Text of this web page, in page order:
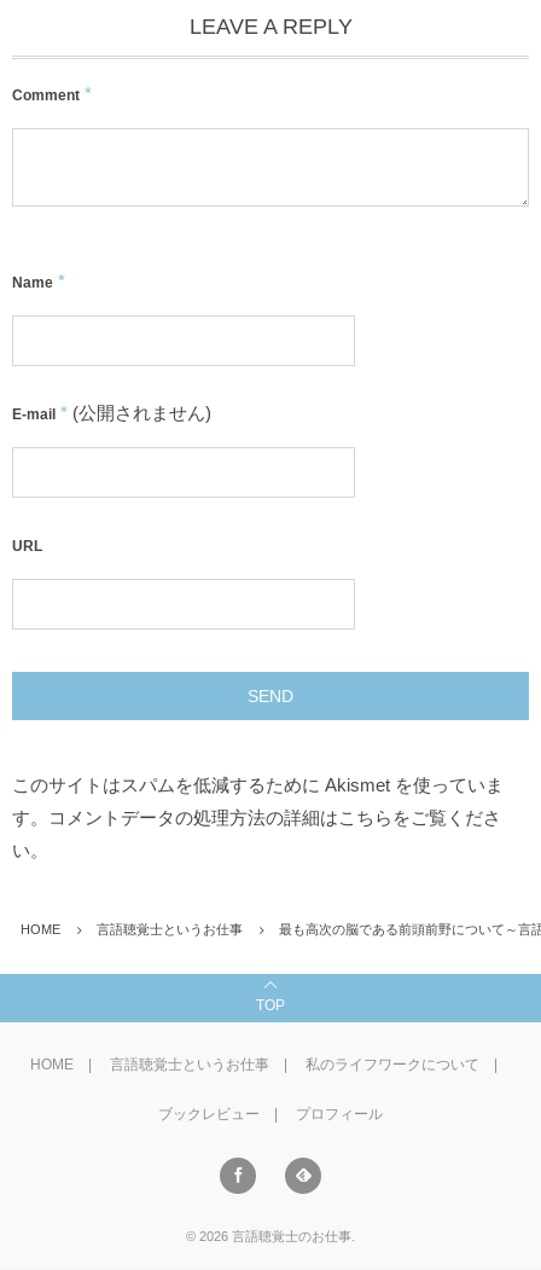
LEAVE A REPLY
Comment *
Name *
E-mail * (公開されません)
URL
このサイトはスパムを低減するために Akismet を使っていま
す。
コメントデータの処理方法の詳細はこちらをご覧くださ
い。
HOME 言語聴覚士というお仕事 最も高次の脳である前頭前野について～言
TOP
HOME 言語聴覚士というお仕事 私のライフワークについて
ブックレビュー プロフィール
© 2026 言語聴覚士のお仕事.